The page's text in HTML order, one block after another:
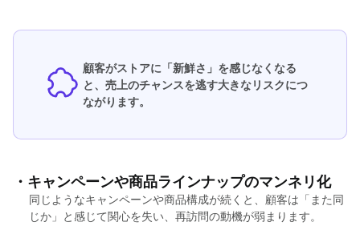
顧客がストアに「新鮮さ」を感じなくなる
と、売上のチャンスを逃す大きなリスクにつ
ながります。
・キャンペーンや商品ラインナップのマンネリ化
同じようなキャンペーンや商品構成が続くと、顧客は「また同
じか」と感じて関心を失い、再訪問の動機が弱まります。